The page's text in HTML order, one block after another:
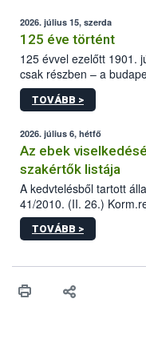
2026. július 15, szerda
125 éve történt
125 évvel ezelőtt 1901.
csak részben – a
állomás a Kis Rókus
tervezett új épületébe.
TOVÁBB >
2026. július 6, hétfő
Az ebek
szakértők listája
A kedvtelésből tartott
41/2010. (II. 26.)
sérülés, illetve ennek
hatósági feladatokat,
vonni az ebek
TOVÁBB >